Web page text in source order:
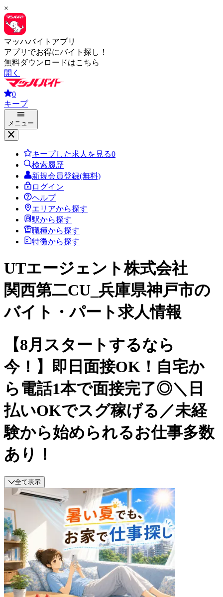
×
マッハバイトアプリ
アプリでお得にバイト探し！
無料ダウンロードはこちら
開く
0
キープ
メニュー
キープした求人を見る0
検索履歴
新規会員登録(無料)
ログイン
ヘルプ
エリアから探す
駅から探す
職種から探す
特徴から探す
UTエージェント株式会社
関西第二CU_兵庫県神戸市の
バイト・パート求人情報
【8月スタートするなら
今！】即日面接OK！自宅か
ら電話1本で面接完了◎＼日
払いOKでスグ稼げる／未経
験から始められるお仕事多数
あり！
全て表示